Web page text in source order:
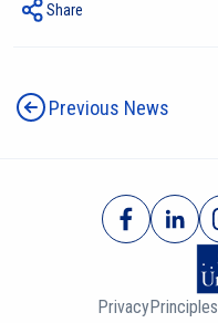
Share
Previous News
PrivacyPrinciples